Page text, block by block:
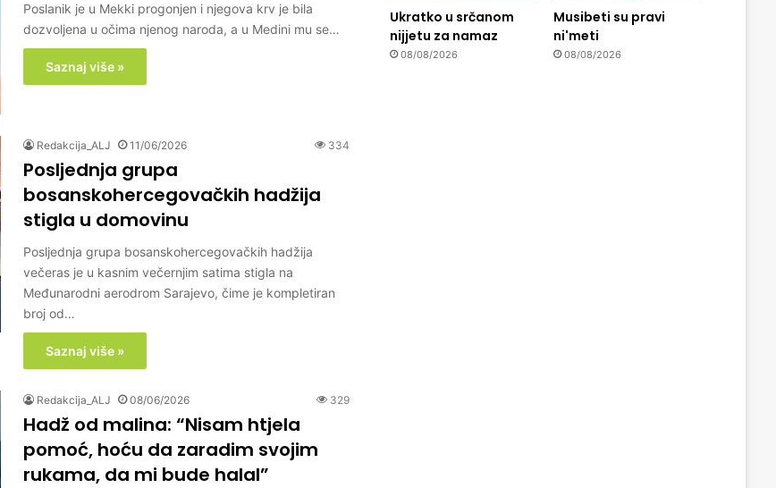
Poslanik je u Mekki progonjen i njegova krv je bila
dozvoljena u očima njenog naroda, a u Medini mu se…
Saznaj više »
Redakcija_ALJ 11/06/2026 334
Posljednja grupa
bosanskohercegovačkih hadžija
stigla u domovinu
Posljednja grupa bosanskohercegovačkih hadžija
večeras je u kasnim večernjim satima stigla na
Međunarodni aerodrom Sarajevo, čime je kompletiran
broj od…
Saznaj više »
Redakcija_ALJ 08/06/2026 329
Hadž od malina: “Nisam htjela
pomoć, hoću da zaradim svojim
rukama, da mi bude halal”
Ukratko u srčanom
nijjetu za namaz
08/08/2026
Musibeti su pravi
ni'meti
08/08/2026